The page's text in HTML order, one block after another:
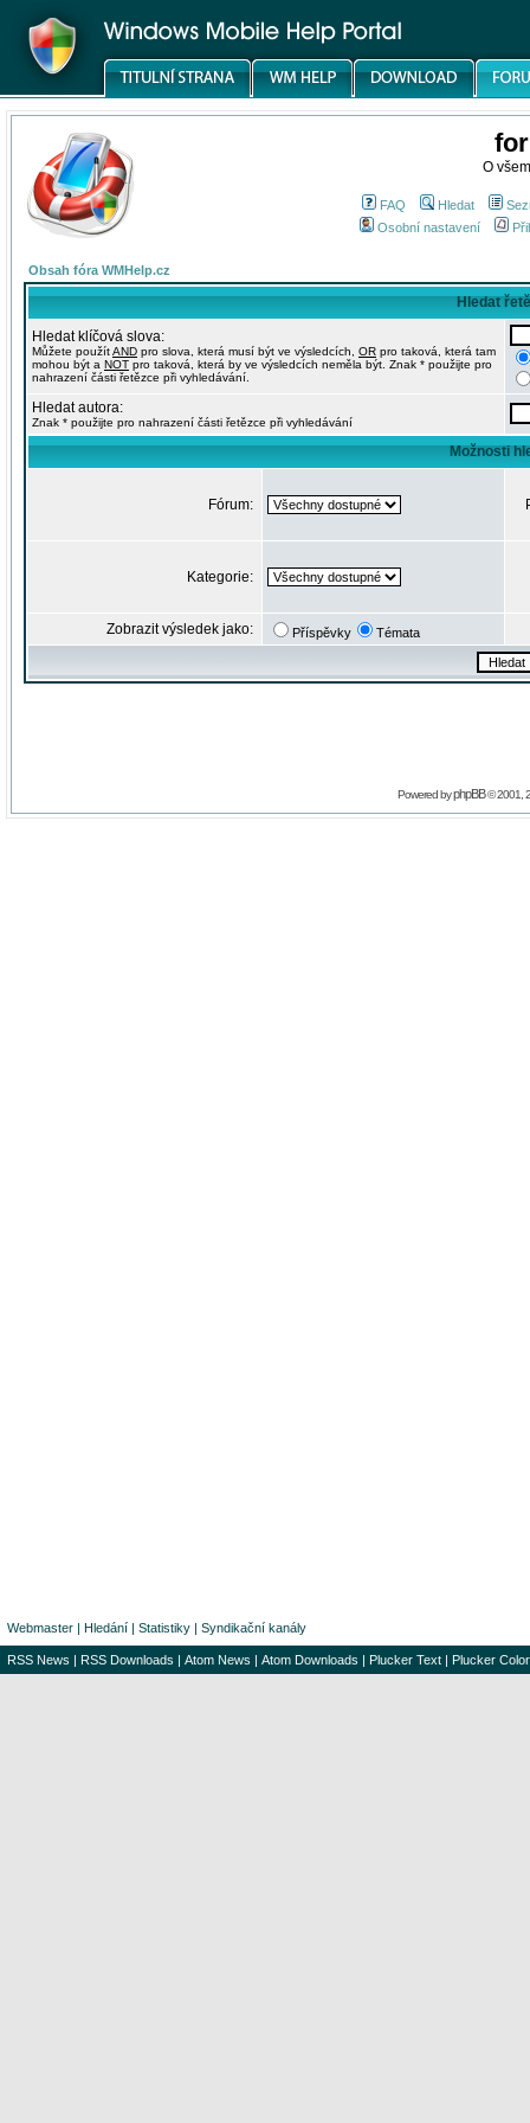
O
FAQ Hledat
Osobní nastavení
Obsah fóra WMHelp.cz
Hledat
Hledat klíčová slova:
Můžete použítAND pro slova, která musí být ve výsledcích, OR pro taková, která tam
mohou být a NOT pro taková, která by ve výsledcích neměla být. Znak * použijte pro
nahrazení části řetězce při vyhledávání.
Hledat autora:
Znak * použijte pro nahrazení části řetězce při vyhledávání
Možnosti
Fórum:
Kategorie:
Zobrazit výsledek jako: Příspěvky Témata
Powered byphpBB© 2001,
Webmaster | Hledání | Statistiky | Syndikační kanály
RSS News | RSS Downloads | Atom News | Atom Downloads | Plucker Text | Plucker Color